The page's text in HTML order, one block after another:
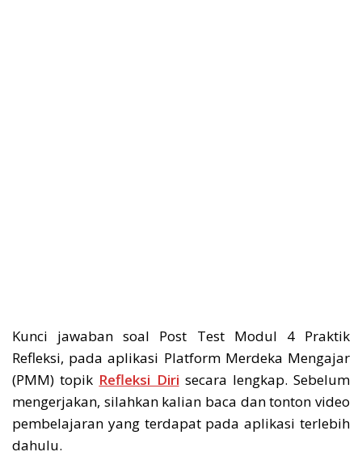
Kunci jawaban soal Post Test Modul 4 Praktik
Refleksi, pada aplikasi Platform Merdeka Mengajar
(PMM) topik Refleksi Diri secara lengkap. Sebelum
mengerjakan, silahkan kalian baca dan tonton video
pembelajaran yang terdapat pada aplikasi terlebih
dahulu.